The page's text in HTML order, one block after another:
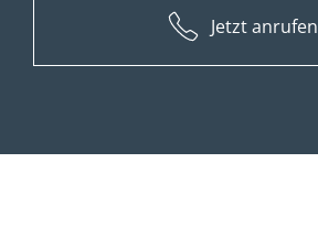
Jetzt anrufen